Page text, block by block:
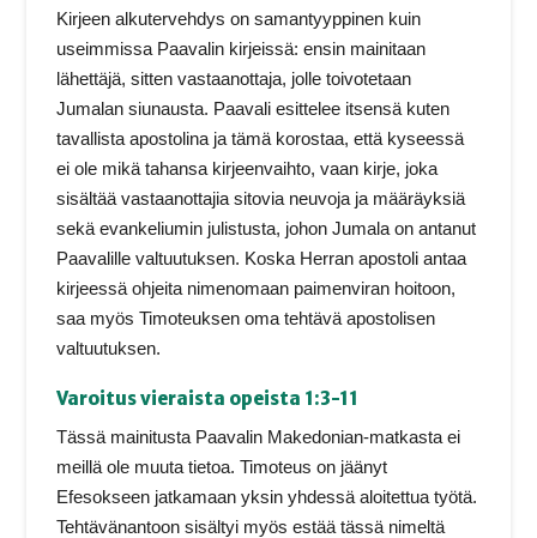
Kirjeen alkutervehdys on samantyyppinen kuin
useimmissa Paavalin kirjeissä: ensin mainitaan
lähettäjä, sitten vastaanottaja, jolle toivotetaan
Jumalan siunausta. Paavali esittelee itsensä kuten
tavallista apostolina ja tämä korostaa, että kyseessä
ei ole mikä tahansa kirjeenvaihto, vaan kirje, joka
sisältää vastaanottajia sitovia neuvoja ja määräyksiä
sekä evankeliumin julistusta, johon Jumala on antanut
Paavalille valtuutuksen. Koska Herran apostoli antaa
kirjeessä ohjeita nimenomaan paimenviran hoitoon,
saa myös Timoteuksen oma tehtävä apostolisen
valtuutuksen.
Varoitus vieraista opeista 1:3-11
Tässä mainitusta Paavalin Makedonian-matkasta ei
meillä ole muuta tietoa. Timoteus on jäänyt
Efesokseen jatkamaan yksin yhdessä aloitettua työtä.
Tehtävänantoon sisältyi myös estää tässä nimeltä